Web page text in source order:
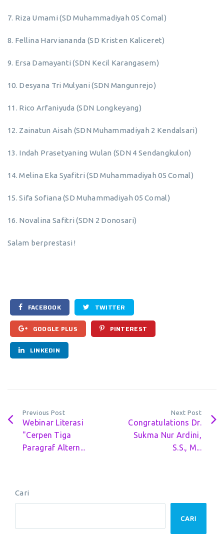
7. Riza Umami (SD Muhammadiyah 05 Comal)
8. Fellina Harviananda (SD Kristen Kaliceret)
9. Ersa Damayanti (SDN Kecil Karangasem)
10. Desyana Tri Mulyani (SDN Mangunrejo)
11. Rico Arfaniyuda (SDN Longkeyang)
12. Zainatun Aisah (SDN Muhammadiyah 2 Kendalsari)
13. Indah Prasetyaning Wulan (SDN 4 Sendangkulon)
14. Melina Eka Syafitri (SD Muhammadiyah 05 Comal)
15. Sifa Sofiana (SD Muhammadiyah 05 Comal)
16. Novalina Safitri (SDN 2 Donosari)
Salam berprestasi !
FACEBOOK TWITTER
GOOGLE PLUS PINTEREST
LINKEDIN
Previous Post
Webinar Literasi
"Cerpen Tiga
Paragraf Altern...
Next Post
Congratulations Dr.
Sukma Nur Ardini,
S.S., M...
Cari
CARI